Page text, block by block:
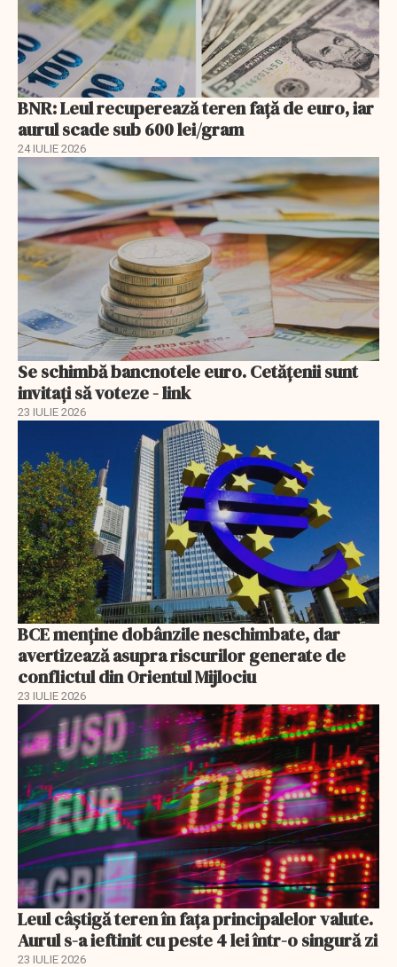
BNR: Leul recuperează teren faţă de euro, iar
aurul scade sub 600 lei/gram
24 IULIE 2026
Se schimbă bancnotele euro. Cetățenii sunt
invitați să voteze - link
23 IULIE 2026
BCE menține dobânzile neschimbate, dar
avertizează asupra riscurilor generate de
conflictul din Orientul Mijlociu
23 IULIE 2026
Leul câștigă teren în fața principalelor valute.
Aurul s-a ieftinit cu peste 4 lei într-o singură zi
23 IULIE 2026